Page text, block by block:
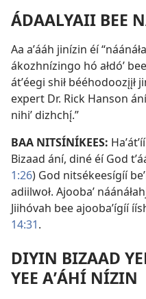
ÁDAALYAII BEE
Aa aʼááh jinízin éí
ákozhnízingo hó ałdóʼ
átʼéegi shił bééhodoozįįł
expert Dr. Rick Hanson
nihiʼ dizhchı̨́.”
BAA NITSÍNÍKEES:
Bizaad ání, diné éí God
1:26) God nitsékeesígíí
adiilwoł. Ajoobaʼ
Jiihóvah bee ajoobaʼígíí
14:31.
DIYIN BIZAAD
YEE AʼÁHÍ NÍZIN